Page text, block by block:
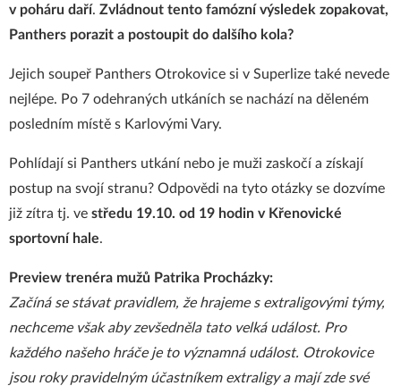
v poháru daří. Zvládnout tento famózní výsledek zopakovat,
Panthers porazit a postoupit do dalšího kola?
Jejich soupeř Panthers Otrokovice si v Superlize také nevede
nejlépe. Po 7 odehraných utkáních se nachází na děleném
posledním místě s Karlovými Vary.
Pohlídají si Panthers utkání nebo je muži zaskočí a získají
postup na svojí stranu? Odpovědi na tyto otázky se dozvíme
již zítra tj. ve středu 19.10. od 19 hodin v Křenovické
sportovní hale.
Preview trenéra mužů Patrika Procházky:
Začíná se stávat pravidlem, že hrajeme s extraligovými týmy,
nechceme však aby zevšedněla tato velká událost. Pro
každého našeho hráče je to významná událost. Otrokovice
jsou roky pravidelným účastníkem extraligy a mají zde své